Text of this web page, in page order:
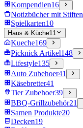
Kompendien16
Notizbücher mit Stiften
Spielkarten10
Haus & Küche11
Kueche169
Picknick Artikel148
Lifestyle135
Auto Zubehoer41
Käsebretter41
Tier Zubehoer39
BBQ-Grillzubehör21
Samen Produkte20
Decken19